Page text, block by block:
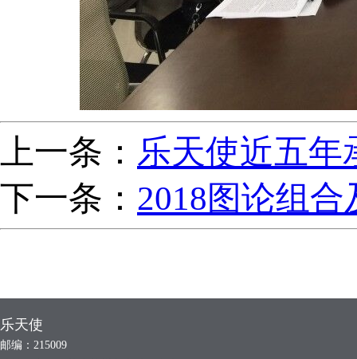
上一条： 乐天使近五年
下一条： 2018图论组
乐天使
邮编：215009